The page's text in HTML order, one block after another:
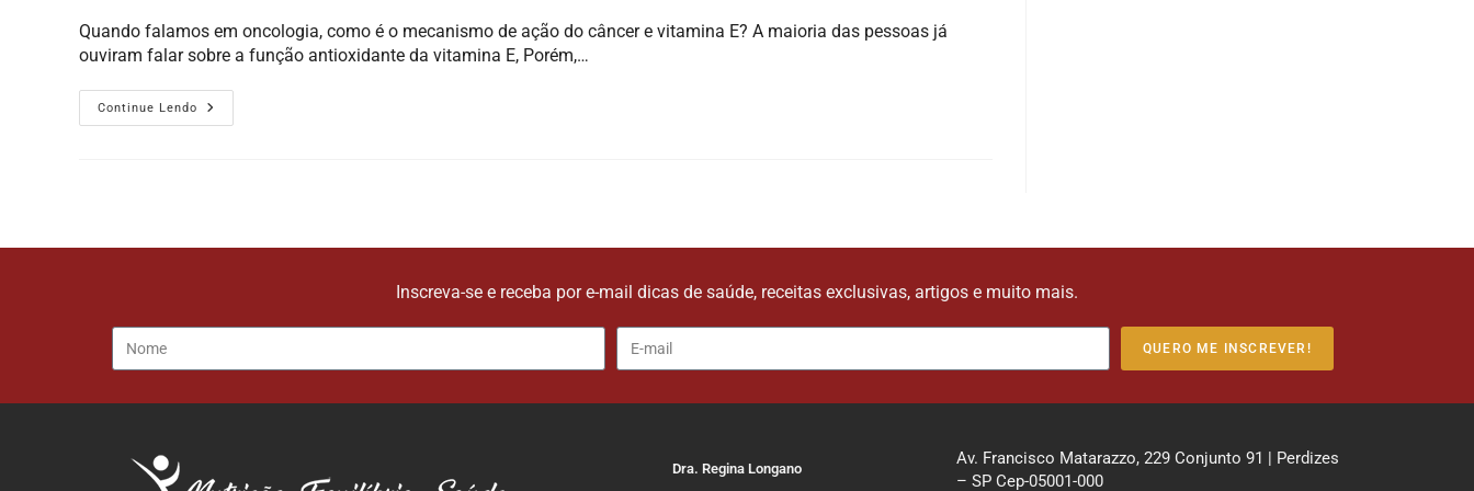
Quando falamos em oncologia, como é o mecanismo de ação do câncer e vitamina E? A maioria das pessoas já
ouviram falar sobre a função antioxidante da vitamina E, Porém,…
Continue Lendo
Inscreva-se e receba por e-mail dicas de saúde, receitas exclusivas, artigos e muito mais.
QUERO ME INSCREVER!
Dra. Regina Longano
Av. Francisco Matarazzo, 229 Conjunto 91 | Perdizes
– SP Cep-05001-000